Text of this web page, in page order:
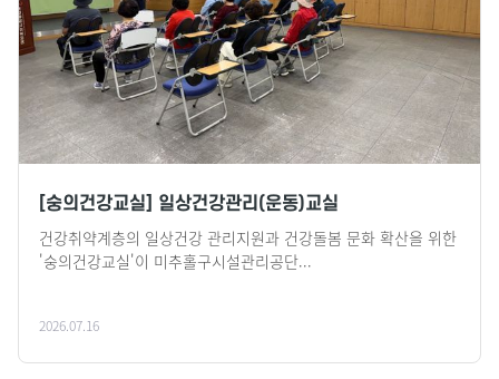
[숭의건강교실] 일상건강관리(운동)교실
건강취약계층의 일상건강 관리지원과 건강돌봄 문화 확산을 위한
'숭의건강교실'이 미추홀구시설관리공단...
2026.07.16